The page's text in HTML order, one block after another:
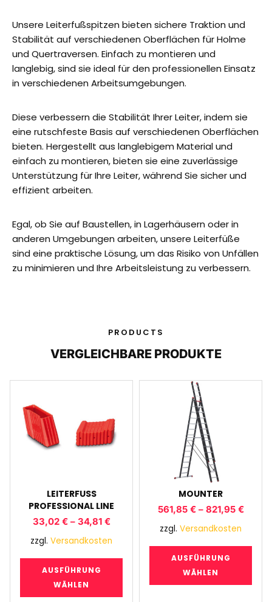
Unsere Leiterfußspitzen bieten sichere Traktion und
Stabilität auf verschiedenen Oberflächen für Holme
und Quertraversen. Einfach zu montieren und
langlebig, sind sie ideal für den professionellen Einsatz
in verschiedenen Arbeitsumgebungen.
Diese verbessern die Stabilität Ihrer Leiter, indem sie
eine rutschfeste Basis auf verschiedenen Oberflächen
bieten. Hergestellt aus langlebigem Material und
einfach zu montieren, bieten sie eine zuverlässige
Unterstützung für Ihre Leiter, während Sie sicher und
effizient arbeiten.
Egal, ob Sie auf Baustellen, in Lagerhäusern oder in
anderen Umgebungen arbeiten, unsere Leiterfüße
sind eine praktische Lösung, um das Risiko von Unfällen
zu minimieren und Ihre Arbeitsleistung zu verbessern.
PRODUCTS
VERGLEICHBARE PRODUKTE
LEITERFUSS P
ROFESSIONAL LINE
33,02 €– 34,81 €
zzgl. Versandkosten
AUSFÜHRUNG
WÄHLEN
MOUNTER
561,85 €– 821,95 €
zzgl. Versandkosten
AUSFÜHRUNG
WÄHLEN